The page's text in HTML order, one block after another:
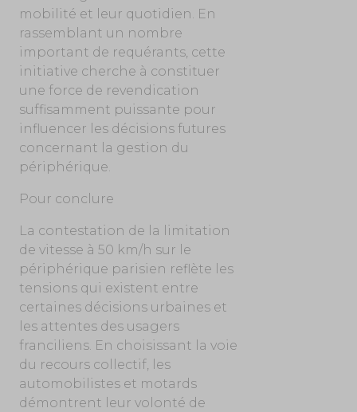
mobilité et leur quotidien. En
rassemblant un nombre
important de requérants, cette
initiative cherche à constituer
une force de revendication
suffisamment puissante pour
influencer les décisions futures
concernant la gestion du
périphérique.
Pour conclure
La contestation de la limitation
de vitesse à 50 km/h sur le
périphérique parisien reflète les
tensions qui existent entre
certaines décisions urbaines et
les attentes des usagers
franciliens. En choisissant la voie
du recours collectif, les
automobilistes et motards
démontrent leur volonté de